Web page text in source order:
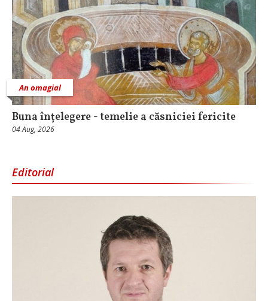
An omagial
Buna înțelegere - temelie a căsniciei fericite
04 Aug, 2026
Editorial